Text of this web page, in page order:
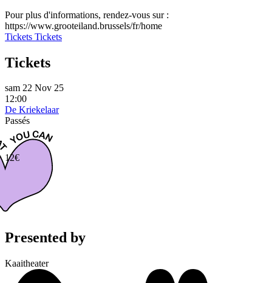
Pour plus d'informations, rendez-vous sur :
https://www.grooteiland.brussels/fr/home
Tickets Tickets
Tickets
sam 22 Nov 25
12:00
De Kriekelaar
Passés
12€
Presented by
Kaaitheater